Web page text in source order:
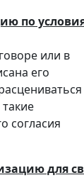
по
или в
его
согласия
для